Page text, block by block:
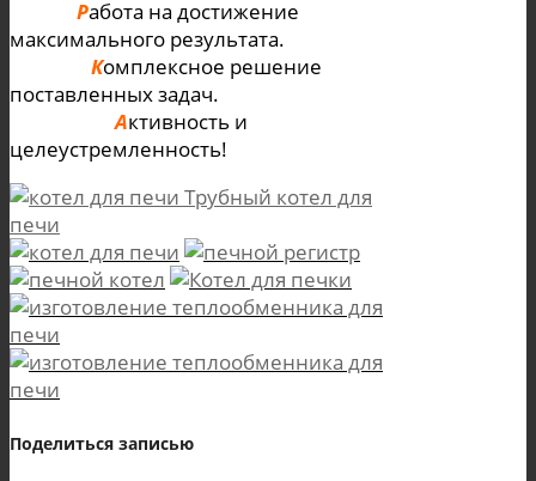
Работа на достижение
максимального результата.
Комплексное решение
поставленных задач.
Активность и
целеустремленность!
Трубный котел для
печи
Поделиться записью